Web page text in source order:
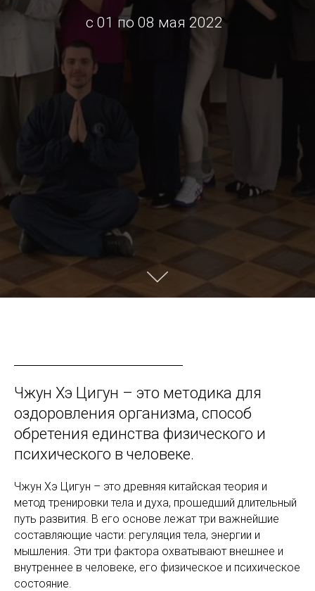
с 01 по 08 мая 2022
Чжун Хэ Цигун – это методика для
оздоровления организма, способ
обретения единства физического и
психического в человеке.
Чжун Хэ Цигун – это древняя китайская теория и
метод тренировки тела и духа, прошедший длительный
путь развития. В его основе лежат три важнейшие
составляющие части: регуляция тела, энергии и
мышления. Эти три фактора охватывают внешнее и
внутреннее в человеке, его физическое и психическое
состояние.